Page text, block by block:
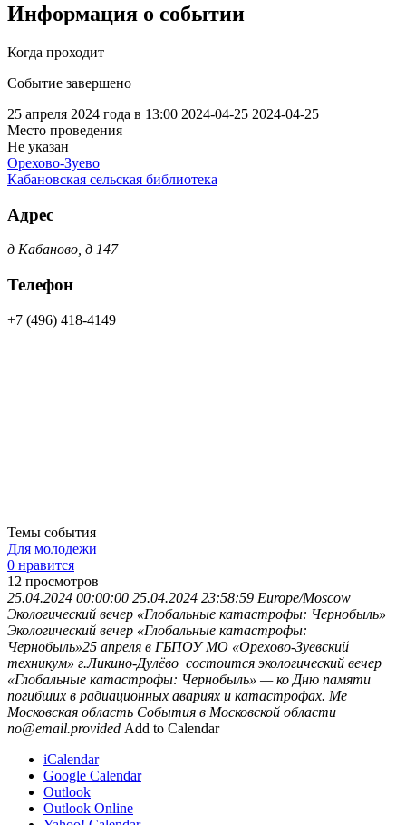
Информация о событии
Когда проходит
Событие завершено
25 апреля 2024 года в 13:00 2024-04-25 2024-04-25
Место проведения
Не указан
Орехово-Зуево
Кабановская сельская библиотека
Адрес
д Кабаново, д 147
Телефон
+7 (496) 418-4149
Темы события
Для молодежи
0 нравится
12 просмотров
25.04.2024 00:00:00 25.04.2024 23:58:59 Europe/Moscow
Экологический вечер «Глобальные катастрофы: Чернобыль»
Экологический вечер «Глобальные катастрофы:
Чернобыль»25 апреля в ГБПОУ МО «Орехово-Зуевский
техникум» г.Ликино-Дулёво состоится экологический вечер
«Глобальные катастрофы: Чернобыль» — ко Дню памяти
погибших в радиационных авариях и катастрофах. Ме
Московская область События в Московской области
no@email.provided Add to Calendar
iCalendar
Google Calendar
Outlook
Outlook Online